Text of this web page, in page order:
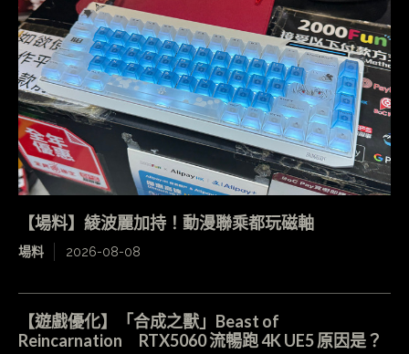
【場料】綾波麗加持！動漫聯乘都玩磁軸
場料 2026-08-08
【遊戲優化】「合成之獸」Beast of
Reincarnation RTX5060 流暢跑 4K UE5 原因是？